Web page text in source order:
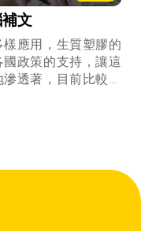
文
應用，生質塑膠的
政策的支持，讓這
透著，目前比較成
PET等傳統泛用塑